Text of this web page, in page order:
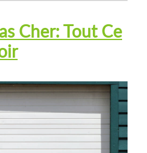
Cher: Tout Ce